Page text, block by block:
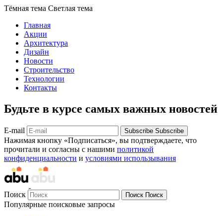
Тёмная тема Светлая тема
Главная
Акции
Архитектура
Дизайн
Новости
Строительство
Технологии
Контакты
Будьте в курсе самых важных новостей
E-mail Subscribe Subscribe
Нажимая кнопку «Подписаться», вы подтверждаете, что
прочитали и согласны с нашими политикой
конфиденциальности и условиями использывания
Поиск Поиск Поиск
Популярные поисковые запросы